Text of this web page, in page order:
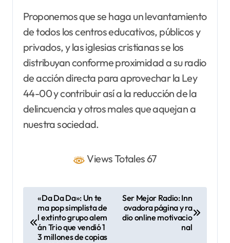
Proponemos que se haga un levantamiento
de todos los centros educativos, públicos y
privados, y las iglesias cristianas se los
distribuyan conforme proximidad a su radio
de acción directa para aprovechar la Ley
44-00 y contribuir así a la reducción de la
delincuencia y otros males que aquejan a
nuestra sociedad.
Views Totales 67
«Da Da Da»: Un te
ma pop simplista de
l extinto grupo alem
án Trio que vendió 1
3 millones de copias
Ser Mejor Radio: Inn
ovadora página y ra
dio online motivacio
nal